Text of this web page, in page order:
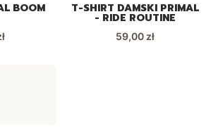
BOOM T-SHIRT DAMSKI PRIMAL
- RIDE ROUTINE
Cena
59,00 zł